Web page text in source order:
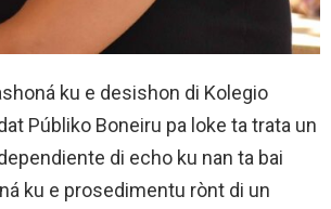
ku e desishon di Kolegio
Públiko Boneiru pa loke ta trata un
di echo ku nan ta bai
ku e prosedimentu rònt di un